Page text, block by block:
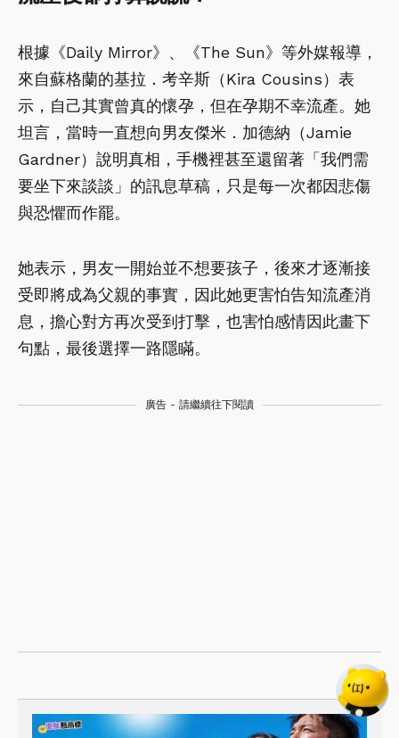
根據《Daily Mirror》、《The Sun》等外媒報導，
來自蘇格蘭的基拉．考辛斯（Kira Cousins）表
示，自己其實曾真的懷孕，但在孕期不幸流產。她
坦言，當時一直想向男友傑米．加德納（Jamie
Gardner）說明真相，手機裡甚至還留著「我們需
要坐下來談談」的訊息草稿，只是每一次都因悲傷
與恐懼而作罷。
她表示，男友一開始並不想要孩子，後來才逐漸接
受即將成為父親的事實，因此她更害怕告知流產消
息，擔心對方再次受到打擊，也害怕感情因此畫下
句點，最後選擇一路隱瞞。
廣告 - 請繼續往下閱讀